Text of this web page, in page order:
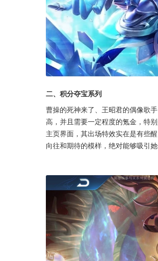
二、积分夺宝系列
曹操的死神来了、王昭君的偶像歌
高，并且需要一定程度的氪金，特
主页界面，其出场特效实在是有些
向往和期待的模样，绝对能够吸引她